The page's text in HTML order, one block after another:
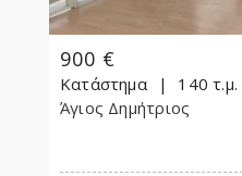
900 €
Κατάστημα
140 τ.μ.
Άγιος Δημήτριος